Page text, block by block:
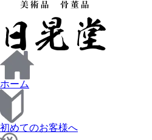
ホーム
初めてのお客様へ